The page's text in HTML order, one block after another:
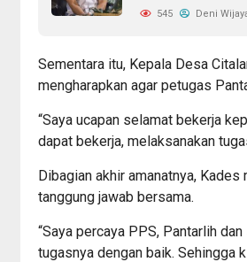
545 Deni
Sementara itu, Kepala Desa
mengharapkan agar petugas
“Saya ucapan selamat bekerja
dapat bekerja, melaksanakan
Dibagian akhir amanatnya,
tanggung jawab bersama.
“Saya percaya PPS, Pantarlih
tugasnya dengan baik. Sehingga